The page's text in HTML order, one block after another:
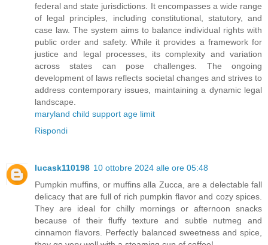
federal and state jurisdictions. It encompasses a wide range
of legal principles, including constitutional, statutory, and
case law. The system aims to balance individual rights with
public order and safety. While it provides a framework for
justice and legal processes, its complexity and variation
across states can pose challenges. The ongoing
development of laws reflects societal changes and strives to
address contemporary issues, maintaining a dynamic legal
landscape.
maryland child support age limit
Rispondi
lucask110198 10 ottobre 2024 alle ore 05:48
Pumpkin muffins, or muffins alla Zucca, are a delectable fall
delicacy that are full of rich pumpkin flavor and cozy spices.
They are ideal for chilly mornings or afternoon snacks
because of their fluffy texture and subtle nutmeg and
cinnamon flavors. Perfectly balanced sweetness and spice,